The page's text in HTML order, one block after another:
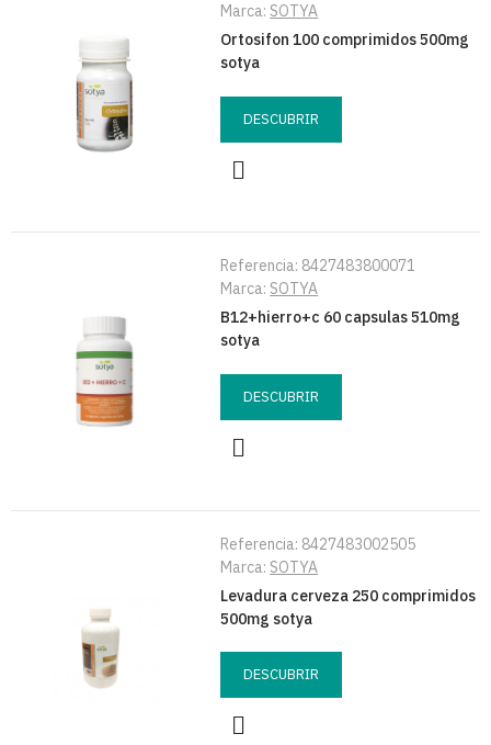
Marca: SOTYA
Ortosifon 100 comprimidos 500mg
sotya
DESCUBRIR
Referencia: 8427483800071
Marca: SOTYA
B12+hierro+c 60 capsulas 510mg
sotya
DESCUBRIR
Referencia: 8427483002505
Marca: SOTYA
Levadura cerveza 250 comprimidos
500mg sotya
DESCUBRIR